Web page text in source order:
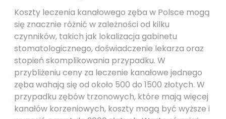
Koszty leczenia kanałowego zęba w Polsce mogą
się znacznie różnić w zależności od kilku
czynników, takich jak lokalizacja gabinetu
stomatologicznego, doświadczenie lekarza oraz
stopień skomplikowania przypadku. W
przybliżeniu ceny za leczenie kanałowe jednego
zęba wahają się od około 500 do 1500 złotych. W
przypadku zębów trzonowych, które mają więcej
kanałów korzeniowych, koszty mogą być wyższe i